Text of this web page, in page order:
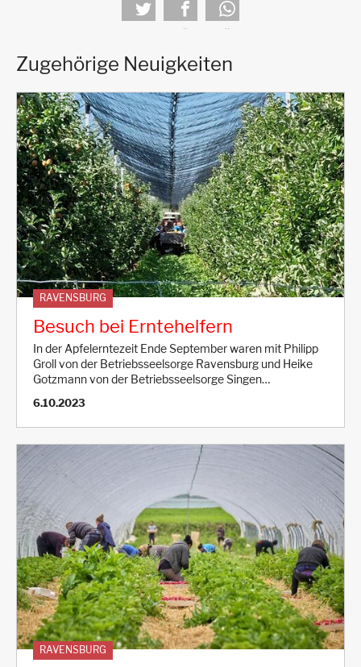
teilen teilen
Zugehörige Neuigkeiten
RAVENSBURG
Besuch bei Erntehelfern
In der Apfelerntezeit Ende September waren mit Philipp
Groll von der Betriebsseelsorge Ravensburg und Heike
Gotzmann von der Betriebsseelsorge Singen…
6.10.2023
RAVENSBURG